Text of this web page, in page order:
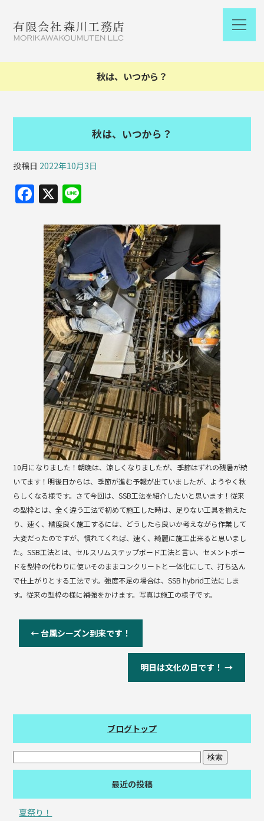
秋は、いつから？
秋は、いつから？
投稿日 2022年10月3日
F
c
e
b
o
o
k
X
e
10月になりました！朝晩は、涼しくなりましたが、季節はずれの残暑が続
いてます！明後日からは、季節が進む予報が出ていましたが、ようやく秋
らしくなる様です。さて今回は、SSB工法を紹介したいと思います！従来
の型枠とは、全く違う工法で初めて施工した時は、足りない工具を揃えた
り、速く、精度良く施工するには、どうしたら良いか考えながら作業して
大変だったのですが、慣れてくれば、速く、綺麗に施工出来ると思いまし
た。SSB工法とは、セルスリムステップボード工法と言い、セメントボー
ドを型枠の代わりに使いそのままコンクリートと一体化にして、打ち込ん
で仕上がりとする工法です。強度不足の場合は、SSB hybrid工法にしま
す。従来の型枠の様に補強をかけます。写真は施工の様子です。
← 台風シーズン到来です！
明日は文化の日です！ →
ブログトップ
最近の投稿
夏祭り！